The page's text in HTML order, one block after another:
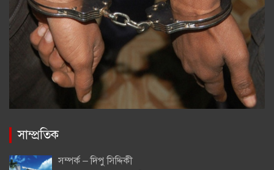
সাম্প্রতিক
সম্পর্ক – দিপু সিদ্দিকী